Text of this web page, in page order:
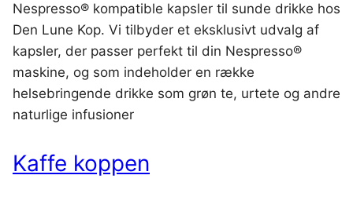
Nespresso® kompatible kapsler til sunde drikke hos
Den Lune Kop. Vi tilbyder et eksklusivt udvalg af
kapsler, der passer perfekt til din Nespresso®
maskine, og som indeholder en række
helsebringende drikke som grøn te, urtete og andre
naturlige infusioner
Kaffe koppen